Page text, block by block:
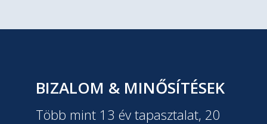
BIZALOM & MINŐSÍTÉSEK
Több mint 13 év tapasztalat, 20